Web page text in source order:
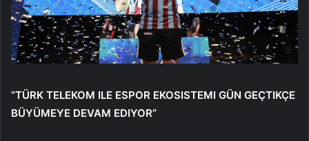
“TÜRK TELEKOM ILE ESPOR EKOSISTEMI GÜN GEÇTIKÇE
BÜYÜMEYE DEVAM EDIYOR”